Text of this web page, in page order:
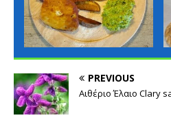
PREVIOUS
Αιθέριο Έλαιο Clary